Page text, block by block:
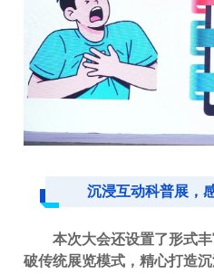
沉浸互动科普展，
本次大会还设置了形式
破传统展览模式，精心打造